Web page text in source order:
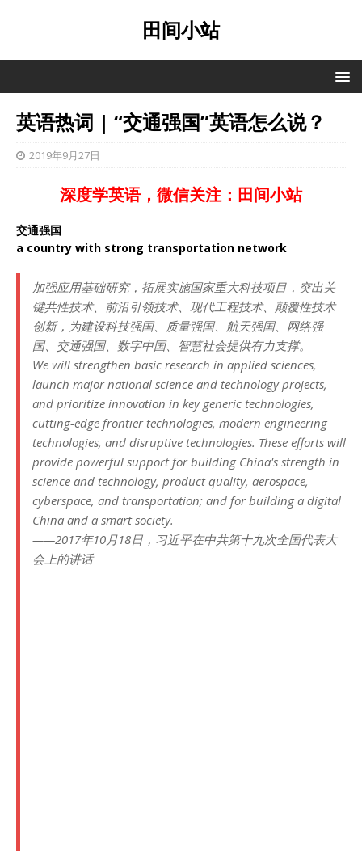
田间小站
英语热词 | “交通强国”英语怎么说？
2019年9月27日
深度学英语，微信关注：田间小站
交通强国
a country with strong transportation network
加强应用基础研究，拓展实施国家重大科技项目，突出关
键共性技术、前沿引领技术、现代工程技术、颠覆性技术
创新，为建设科技强国、质量强国、航天强国、网络强
国、交通强国、数字中国、智慧社会提供有力支撑。
We will strengthen basic research in applied sciences,
launch major national science and technology projects,
and prioritize innovation in key generic technologies,
cutting-edge frontier technologies, modern engineering
technologies, and disruptive technologies. These efforts will
provide powerful support for building China's strength in
science and technology, product quality, aerospace,
cyberspace, and transportation; and for building a digital
China and a smart society.
——2017年10月18日，习近平在中共第十九次全国代表大
会上的讲话